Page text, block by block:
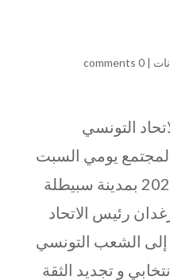
|
0 comments
التونسي
يومي السبت
والأحد 12 و 13 أكتوبر 2024 بمدينة سبيطلة
رئيس الاتحاد
إلى الشعب التونسي
و تجديد الثقة